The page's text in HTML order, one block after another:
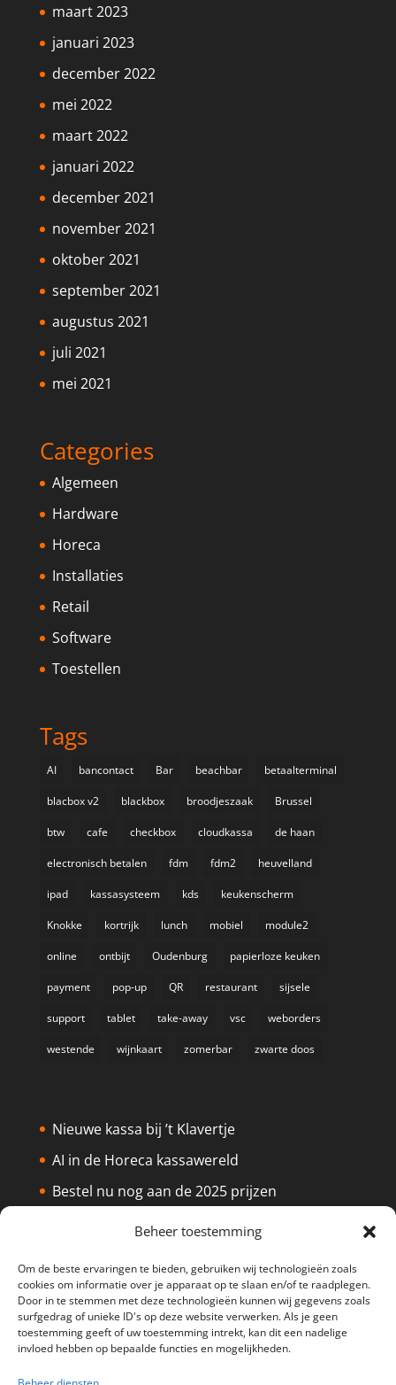
Beheer toestemming
Om de beste ervaringen te bieden, gebruiken wij technologieën zoals
cookies om informatie over je apparaat op te slaan en/of te raadplegen.
Door in te stemmen met deze technologieën kunnen wij gegevens zoals
surfgedrag of unieke ID's op deze website verwerken. Als je geen
toestemming geeft of uw toestemming intrekt, kan dit een nadelige
invloed hebben op bepaalde functies en mogelijkheden.
maart 2023
januari 2023
december 2022
mei 2022
maart 2022
januari 2022
december 2021
november 2021
oktober 2021
september 2021
augustus 2021
juli 2021
mei 2021
Categories
Algemeen
Hardware
Horeca
Installaties
Retail
Software
Toestellen
Tags
AI bancontact Bar beachbar betaalterminal
blacbox v2 blackbox broodjeszaak Brussel
btw cafe checkbox cloudkassa de haan
electronisch betalen fdm fdm2 heuvelland
ipad kassasysteem kds keukenscherm
Knokke kortrijk lunch mobiel module2
online ontbijt Oudenburg papierloze keuken
payment pop-up QR restaurant sijsele
support tablet take-away vsc weborders
westende wijnkaart zomerbar zwarte doos
Nieuwe kassa bij ’t Klavertje
AI in de Horeca kassawereld
Bestel nu nog aan de 2025 prijzen
Safran Palace start met nieuw
BTW aanpassingen HoReCa vanaf 1
maart 2026